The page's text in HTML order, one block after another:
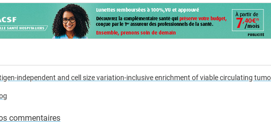
independent and cell size variation-inclusive enrichment of viable circulating
commentaires